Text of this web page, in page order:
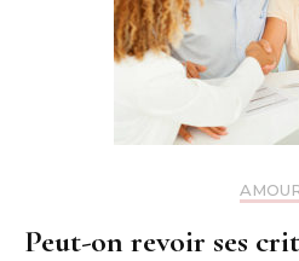
Peut-on revoir ses